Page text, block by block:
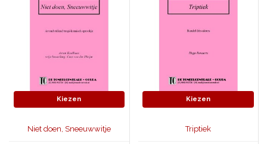
Kiezen
Niet doen, Sneeuwwitje
Kiezen
Triptiek